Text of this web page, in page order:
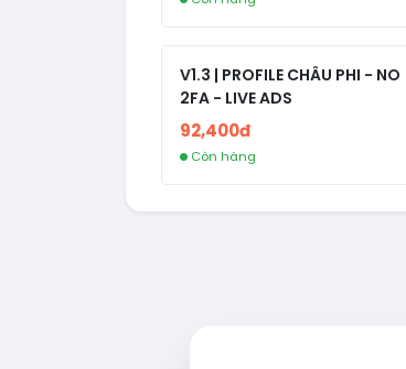
V1.3 | PROFILE CHÂU PHI - NO
2FA - LIVE ADS
92,400đ
Còn hàng